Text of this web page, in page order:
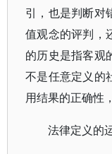
引，也是判断对
值观念的评判，
的历史是指客观
不是任意定义的
用结果的正确性
法律定义的